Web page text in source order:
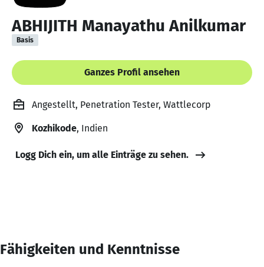
ABHIJITH Manayathu Anilkumar
Basis
Ganzes Profil ansehen
Angestellt, Penetration Tester, Wattlecorp
Kozhikode, Indien
Logg Dich ein, um alle Einträge zu sehen.
Fähigkeiten und Kenntnisse